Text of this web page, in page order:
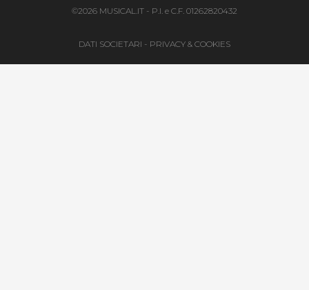
©2026 MUSICAL.IT - P.I. e C.F. 01262820432
DATI SOCIETARI - PRIVACY & COOKIES